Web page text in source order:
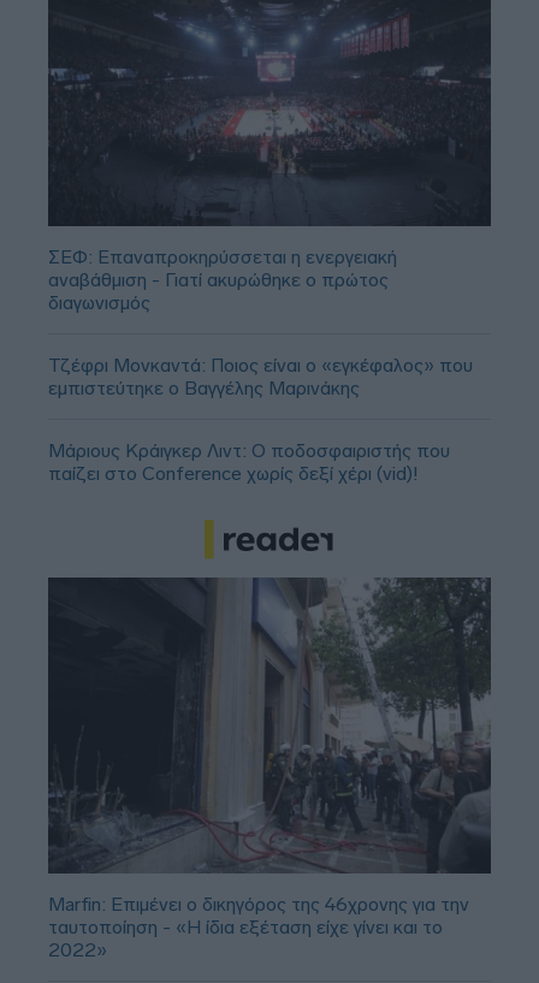
ΣΕΦ: Επαναπροκηρύσσεται η ενεργειακή
αναβάθμιση - Γιατί ακυρώθηκε ο πρώτος
διαγωνισμός
Τζέφρι Μονκαντά: Ποιος είναι ο «εγκέφαλος» που
εμπιστεύτηκε ο Βαγγέλης Μαρινάκης
Μάριους Κράιγκερ Λιντ: Ο ποδοσφαιριστής που
παίζει στο Conference χωρίς δεξί χέρι (vid)!
Marfin: Επιμένει ο δικηγόρος της 46χρονης για την
ταυτοποίηση - «Η ίδια εξέταση είχε γίνει και το
2022»